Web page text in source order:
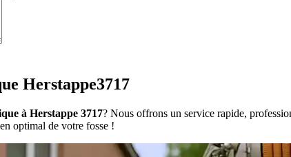
Herstappe3717
à Herstappe 3717? Nous offrons un service rapide,
optimal de votre fosse !